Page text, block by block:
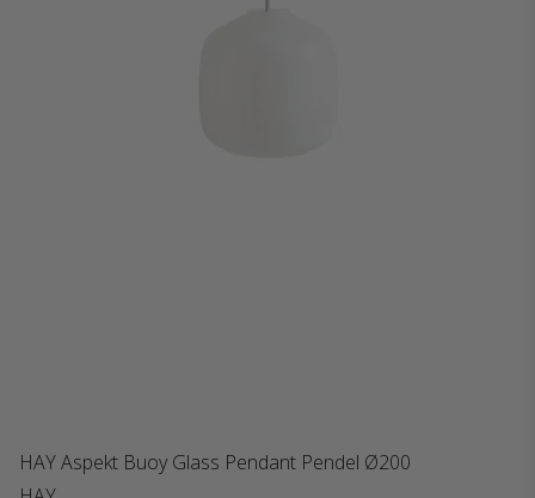
HAY Aspekt Buoy Glass Pendant Pendel Ø200